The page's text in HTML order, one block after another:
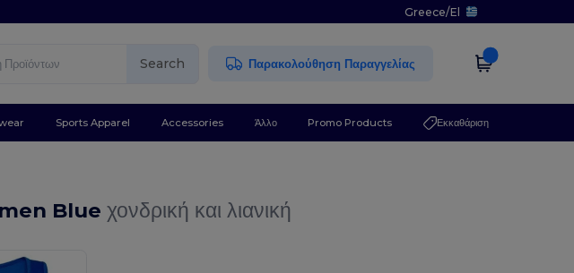
Greece/El
Search Παρακολούθηση Παραγγελίας
Sports Apparel Accessories Άλλο Promo Products Εκκαθάριση
Blueχονδρική και λιανική